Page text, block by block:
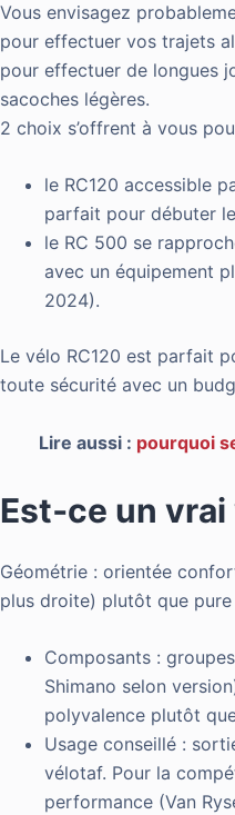
Vous envisagez
pour effectuer vos trajets
pour effectuer de longues
sacoches légères.
2 choix s’offrent à vous
le RC120 accessible
parfait pour débuter
le RC 500 se
avec un équipement
2024).
Le vélo RC120 est parfait
toute sécurité avec un
Lire aussi : pourquoi
Est‑ce un
Géométrie : orientée
plus droite) plutôt que
Composants :
Shimano selon
polyvalence plutôt
Usage conseillé :
vélotaf. Pour la
performance (Van